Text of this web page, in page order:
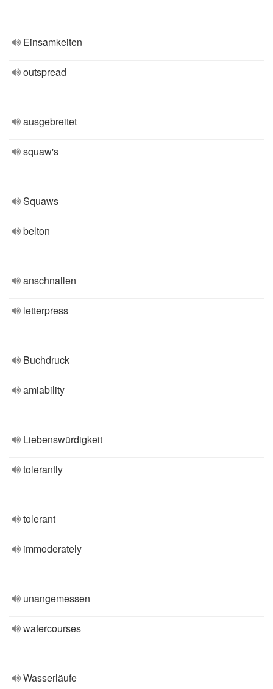
Einsamkeiten
outspread
ausgebreitet
squaw's
Squaws
belton
anschnallen
letterpress
Buchdruck
amiability
Liebenswürdigkeit
tolerantly
tolerant
immoderately
unangemessen
watercourses
Wasserläufe